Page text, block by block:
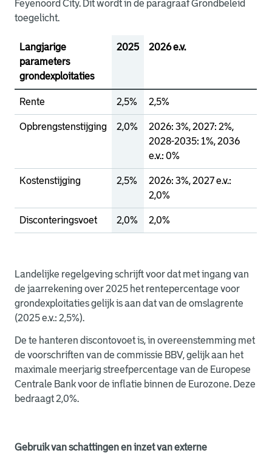
Feyenoord City. Dit wordt in de paragraaf Grondbeleid
toegelicht.
Langjarige
parameters
grondexploitaties
2025 2026 e.v.
Rente 2,5% 2,5%
Opbrengstenstijging 2,0%
2026: 3%, 2027: 2%,
2028-2035: 1%, 2036
e.v.: 0%
Kostenstijging 2,5%
2026: 3%, 2027 e.v.:
2,0%
Disconteringsvoet 2,0% 2,0%
Landelijke regelgeving schrijft voor dat met ingang van
de jaarrekening over 2025 het rentepercentage voor
grondexploitaties gelijk is aan dat van de omslagrente
(2025 e.v.: 2,5%).
De te hanteren discontovoet is, in overeenstemming met
de voorschriften van de commissie BBV, gelijk aan het
maximale meerjarig streefpercentage van de Europese
Centrale Bank voor de inflatie binnen de Eurozone. Deze
bedraagt 2,0%.
Gebruik van schattingen en inzet van externe